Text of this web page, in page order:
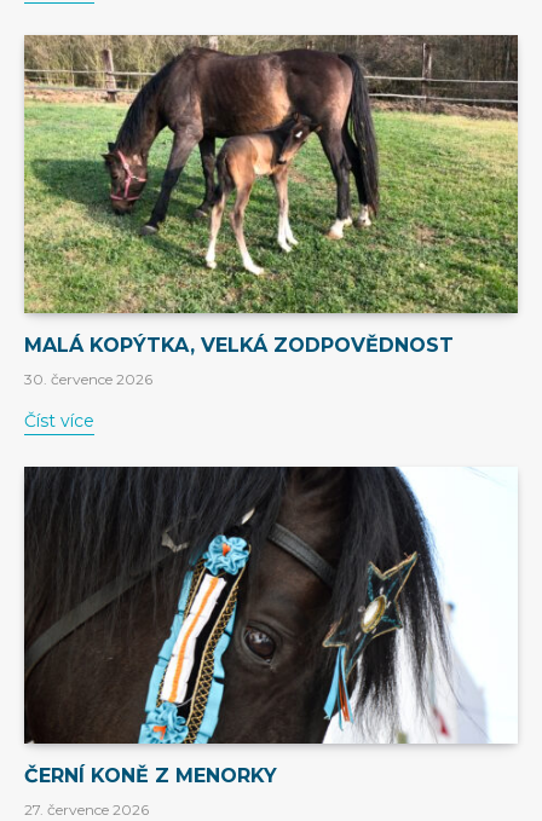
MALÁ KOPÝTKA, VELKÁ ZODPOVĚDNOST
30. července 2026
Číst více
ČERNÍ KONĚ Z MENORKY
27. července 2026